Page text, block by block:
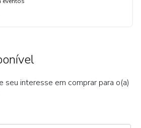
interesse em comprar para o(a)